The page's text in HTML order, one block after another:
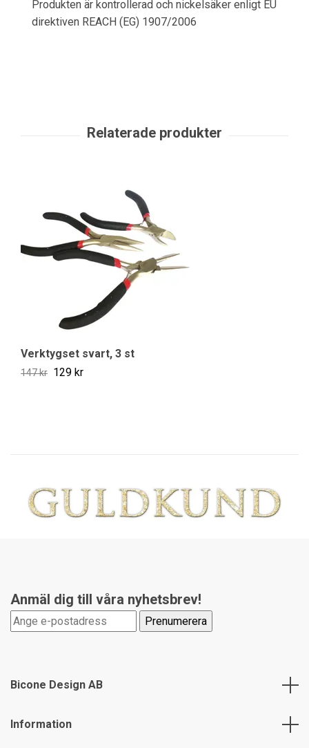
Produkten är kontrollerad och nickelsäker enligt EU
direktiven REACH (EG) 1907/2006
Verktygset svart, 3 st
147 kr 129 kr
Anmäl dig till våra nyhetsbrev!
Bicone Design AB
Information